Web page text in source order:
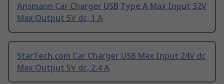
Ansmann Car Charger USB Type A Max Input 32V
Max Output 5V dc, 1 A
StarTech.com Car Charger USB Max Input 24V dc
Max Output 5V dc, 2.4 A